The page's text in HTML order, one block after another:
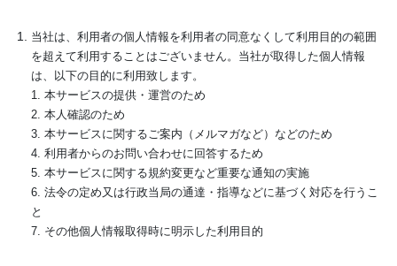
当社は、利用者の個人情報を利用者の同意なくして利用目的の範囲
を超えて利用することはございません。当社が取得した個人情報
は、以下の目的に利用致します。
1. 本サービスの提供・運営のため
2. 本人確認のため
3. 本サービスに関するご案内（メルマガなど）などのため
4. 利用者からのお問い合わせに回答するため
5. 本サービスに関する規約変更など重要な通知の実施
6. 法令の定め又は行政当局の通達・指導などに基づく対応を行うこ
と
7. その他個人情報取得時に明示した利用目的